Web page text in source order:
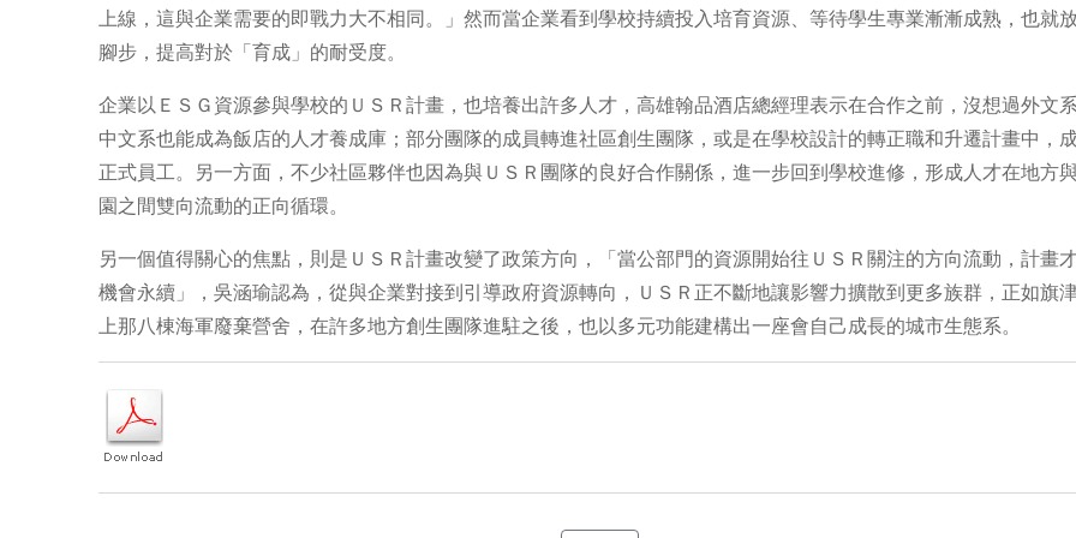
上線，這與企業需要的即戰力大不相同。」然而當企業看到學校持續投入培育資源、等待學生專業漸漸成熟，也就
腳步，提高對於「育成」的耐受度。
企業以ＥＳＧ資源參與學校的ＵＳＲ計畫，也培養出許多人才，高雄翰品酒店總經理表示在合作之前，沒想過外文系
中文系也能成為飯店的人才養成庫；部分團隊的成員轉進社區創生團隊，或是在學校設計的轉正職和升遷計畫中，
正式員工。另一方面，不少社區夥伴也因為與ＵＳＲ團隊的良好合作關係，進一步回到學校進修，形成人才在地方
園之間雙向流動的正向循環。
另一個值得關心的焦點，則是ＵＳＲ計畫改變了政策方向，「當公部門的資源開始往ＵＳＲ關注的方向流動，計畫
機會永續」，吳涵瑜認為，從與企業對接到引導政府資源轉向，ＵＳＲ正不斷地讓影響力擴散到更多族群，正如旗
上那八棟海軍廢棄營舍，在許多地方創生團隊進駐之後，也以多元功能建構出一座會自己成長的城市生態系。